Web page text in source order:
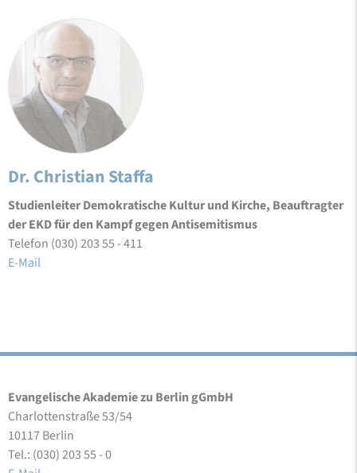
Dr. Christian Staffa
Studienleiter Demokratische Kultur und Kirche, Beauftragter
der EKD für den Kampf gegen Antisemitismus
Telefon (030) 203 55 - 411
E-Mail
Evangelische Akademie zu Berlin gGmbH
Charlottenstraße 53/54
10117 Berlin
Tel.: (030) 203 55 - 0